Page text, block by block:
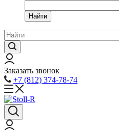
Найти
Заказать звонок
+7 (812) 374-78-74